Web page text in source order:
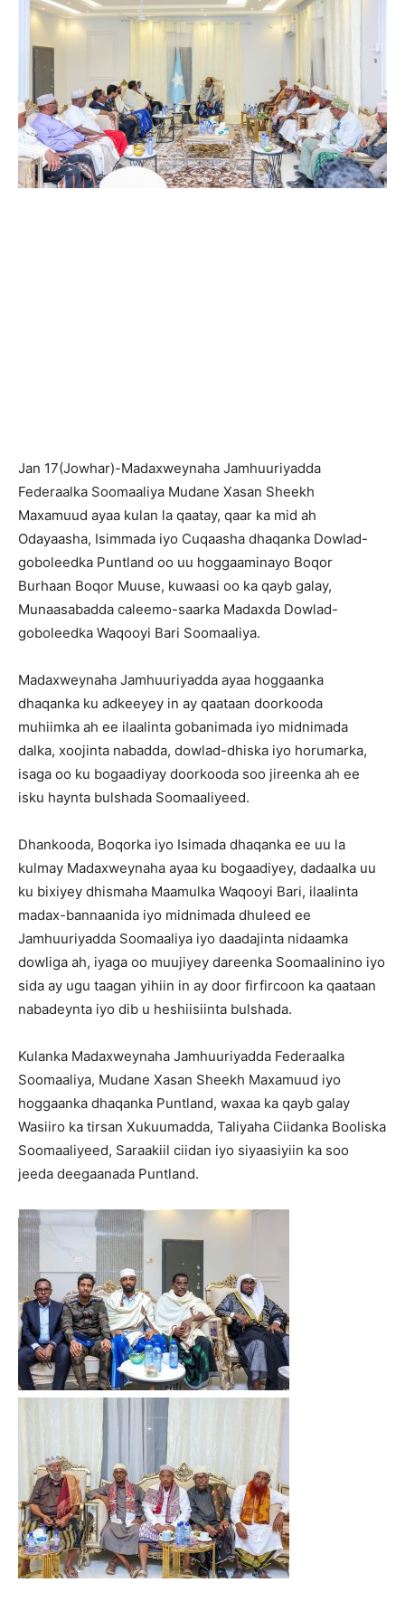
Jan 17(Jowhar)-Madaxweynaha Jamhuuriyadda
Federaalka Soomaaliya Mudane Xasan Sheekh
Maxamuud ayaa kulan la qaatay, qaar ka mid ah
Odayaasha, Isimmada iyo Cuqaasha dhaqanka Dowlad-
goboleedka Puntland oo uu hoggaaminayo Boqor
Burhaan Boqor Muuse, kuwaasi oo ka qayb galay,
Munaasabadda caleemo-saarka Madaxda Dowlad-
goboleedka Waqooyi Bari Soomaaliya.
Madaxweynaha Jamhuuriyadda ayaa hoggaanka
dhaqanka ku adkeeyey in ay qaataan doorkooda
muhiimka ah ee ilaalinta gobanimada iyo midnimada
dalka, xoojinta nabadda, dowlad-dhiska iyo horumarka,
isaga oo ku bogaadiyay doorkooda soo jireenka ah ee
isku haynta bulshada Soomaaliyeed.
Dhankooda, Boqorka iyo Isimada dhaqanka ee uu la
kulmay Madaxweynaha ayaa ku bogaadiyey, dadaalka uu
ku bixiyey dhismaha Maamulka Waqooyi Bari, ilaalinta
madax-bannaanida iyo midnimada dhuleed ee
Jamhuuriyadda Soomaaliya iyo daadajinta nidaamka
dowliga ah, iyaga oo muujiyey dareenka Soomaalinino iyo
sida ay ugu taagan yihiin in ay door firfircoon ka qaataan
nabadeynta iyo dib u heshiisiinta bulshada.
Kulanka Madaxweynaha Jamhuuriyadda Federaalka
Soomaaliya, Mudane Xasan Sheekh Maxamuud iyo
hoggaanka dhaqanka Puntland, waxaa ka qayb galay
Wasiiro ka tirsan Xukuumadda, Taliyaha Ciidanka Booliska
Soomaaliyeed, Saraakiil ciidan iyo siyaasiyiin ka soo
jeeda deegaanada Puntland.